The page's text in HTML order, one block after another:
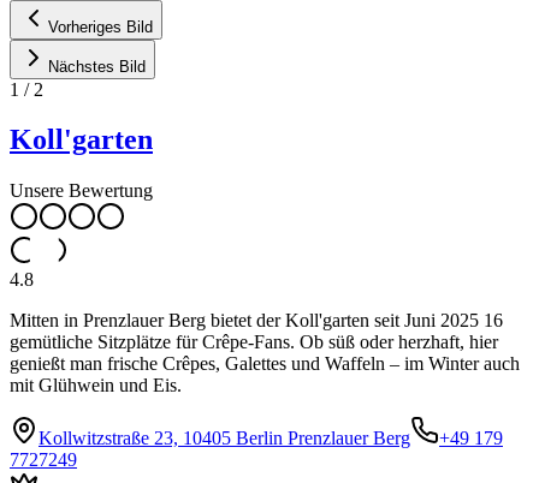
Vorheriges Bild
Nächstes Bild
1 / 2
Koll'garten
Unsere Bewertung
4.8
Mitten in Prenzlauer Berg bietet der Koll'garten seit Juni 2025 16
gemütliche Sitzplätze für Crêpe-Fans. Ob süß oder herzhaft, hier
genießt man frische Crêpes, Galettes und Waffeln – im Winter auch
mit Glühwein und Eis.
Kollwitzstraße 23, 10405 Berlin Prenzlauer Berg
+49 179
7727249